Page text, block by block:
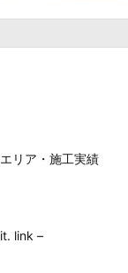
リア・施工実績
link –